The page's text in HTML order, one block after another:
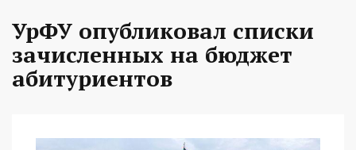
УрФУ опубликовал списки
зачисленных на бюджет
абитуриентов